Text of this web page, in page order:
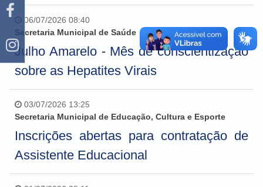
06/07/2026 08:40
Secretaria Municipal de Saúde
Julho Amarelo - Mês de conscientização
sobre as Hepatites Virais
03/07/2026 13:25
Secretaria Municipal de Educação, Cultura e Esporte
Inscrições abertas para contratação de
Assistente Educacional